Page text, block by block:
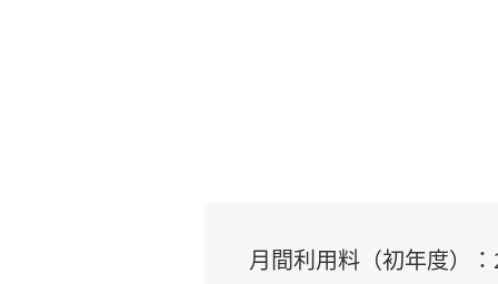
月間利用料（初年度）